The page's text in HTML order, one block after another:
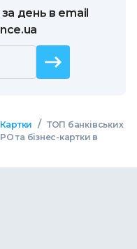
день в email
Картки / ТОП банківських
та бізнес-картки в